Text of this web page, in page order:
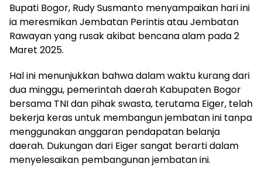
Bupati Bogor, Rudy Susmanto menyampaikan hari ini
ia meresmikan Jembatan Perintis atau Jembatan
Rawayan yang rusak akibat bencana alam pada 2
Maret 2025.
Hal ini menunjukkan bahwa dalam waktu kurang dari
dua minggu, pemerintah daerah Kabupaten Bogor
bersama TNI dan pihak swasta, terutama Eiger, telah
bekerja keras untuk membangun jembatan ini tanpa
menggunakan anggaran pendapatan belanja
daerah. Dukungan dari Eiger sangat berarti dalam
menyelesaikan pembangunan jembatan ini.